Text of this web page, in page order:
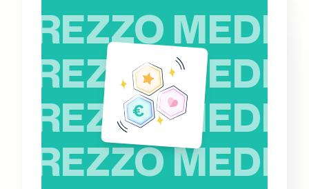
PREZZO MEDIO
PREZZO MEDIO
PREZZO MEDIO
PREZZO MEDIO